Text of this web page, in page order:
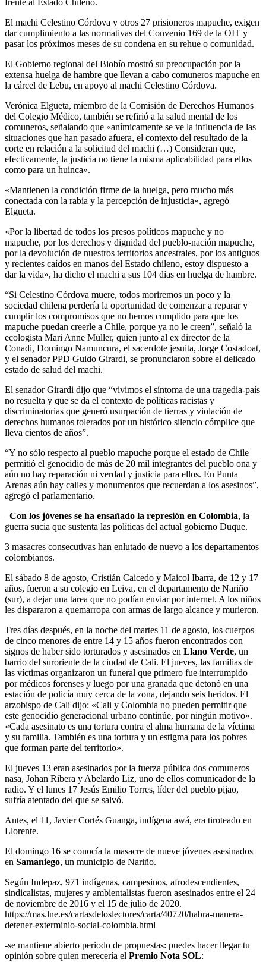
frente al Estado Chileno.
El machi Celestino Córdova y otros 27 prisioneros mapuche, exigen
dar cumplimiento a las normativas del Convenio 169 de la OIT y
pasar los próximos meses de su condena en su rehue o comunidad.
El Gobierno regional del Biobío mostró su preocupación por la
extensa huelga de hambre que llevan a cabo comuneros mapuche en
la cárcel de Lebu, en apoyo al machi Celestino Córdova.
Verónica Elgueta, miembro de la Comisión de Derechos Humanos
del Colegio Médico, también se refirió a la salud mental de los
comuneros, señalando que «anímicamente se ve la influencia de las
situaciones que han pasado afuera, el contexto del resultado de la
corte en relación a la solicitud del machi (…) Consideran que,
efectivamente, la justicia no tiene la misma aplicabilidad para ellos
como para un huinca».
«Mantienen la condición firme de la huelga, pero mucho más
conectada con la rabia y la percepción de injusticia», agregó
Elgueta.
«Por la libertad de todos los presos políticos mapuche y no
mapuche, por los derechos y dignidad del pueblo-nación mapuche,
por la devolución de nuestros territorios ancestrales, por los antiguos
y recientes caídos en manos del Estado chileno, estoy dispuesto a
dar la vida», ha dicho el machi a sus 104 días en huelga de hambre.
“Si Celestino Córdova muere, todos moriremos un poco y la
sociedad chilena perdería la oportunidad de comenzar a reparar y
cumplir los compromisos que no hemos cumplido para que los
mapuche puedan creerle a Chile, porque ya no le creen”, señaló la
ecologista Mari Anne Müller, quien junto al ex director de la
Conadi, Domingo Namuncura, el sacerdote jesuita, Jorge Costadoat,
y el senador PPD Guido Girardi, se pronunciaron sobre el delicado
estado de salud del machi.
El senador Girardi dijo que “vivimos el síntoma de una tragedia-país
no resuelta y que se da el contexto de políticas racistas y
discriminatorias que generó usurpación de tierras y violación de
derechos humanos tolerados por un histórico silencio cómplice que
lleva cientos de años”.
“Y no sólo respecto al pueblo mapuche porque el estado de Chile
permitió el genocidio de más de 20 mil integrantes del pueblo ona y
aún no hay reparación ni verdad y justicia para ellos. En Punta
Arenas aún hay calles y monumentos que recuerdan a los asesinos”,
agregó el parlamentario.
–Con los jóvenes se ha ensañado la represión en Colombia, la
guerra sucia que sustenta las políticas del actual gobierno Duque.
3 masacres consecutivas han enlutado de nuevo a los departamentos
colombianos.
El sábado 8 de agosto, Cristián Caicedo y Maicol Ibarra, de 12 y 17
años, fueron a su colegio en Leiva, en el departamento de Nariño
(sur), a dejar una tarea que no podían enviar por internet. A los niños
les dispararon a quemarropa con armas de largo alcance y murieron.
Tres días después, en la noche del martes 11 de agosto, los cuerpos
de cinco menores de entre 14 y 15 años fueron encontrados con
signos de haber sido torturados y asesinados en Llano Verde, un
barrio del suroriente de la ciudad de Cali. El jueves, las familias de
las víctimas organizaron un funeral que primero fue interrumpido
por médicos forenses y luego por una granada que detonó en una
estación de policía muy cerca de la zona, dejando seis heridos. El
arzobispo de Cali dijo: «Cali y Colombia no pueden permitir que
este genocidio generacional urbano continúe, por ningún motivo».
«Cada asesinato es una tortura contra el alma humana de la víctima
y su familia. También es una tortura y un estigma para los pobres
que forman parte del territorio».
El jueves 13 eran asesinados por la fuerza pública dos comuneros
nasa, Johan Ribera y Abelardo Liz, uno de ellos comunicador de la
radio. Y el lunes 17 Jesús Emilio Torres, líder del pueblo pijao,
sufría atentado del que se salvó.
Antes, el 11, Javier Cortés Guanga, indígena awá, era tiroteado en
Llorente.
El domingo 16 se conocía la masacre de nueve jóvenes asesinados
en Samaniego, un municipio de Nariño.
Según Indepaz, 971 indígenas, campesinos, afrodescendientes,
sindicalistas, mujeres y ambientalistas fueron asesinados entre el 24
de noviembre de 2016 y el 15 de julio de 2020.
https://mas.lne.es/cartasdeloslectores/carta/40720/habra-manera-
detener-exterminio-social-colombia.html
-se mantiene abierto periodo de propuestas: puedes hacer llegar tu
opinión sobre quien merecería el Premio Nota SOL: